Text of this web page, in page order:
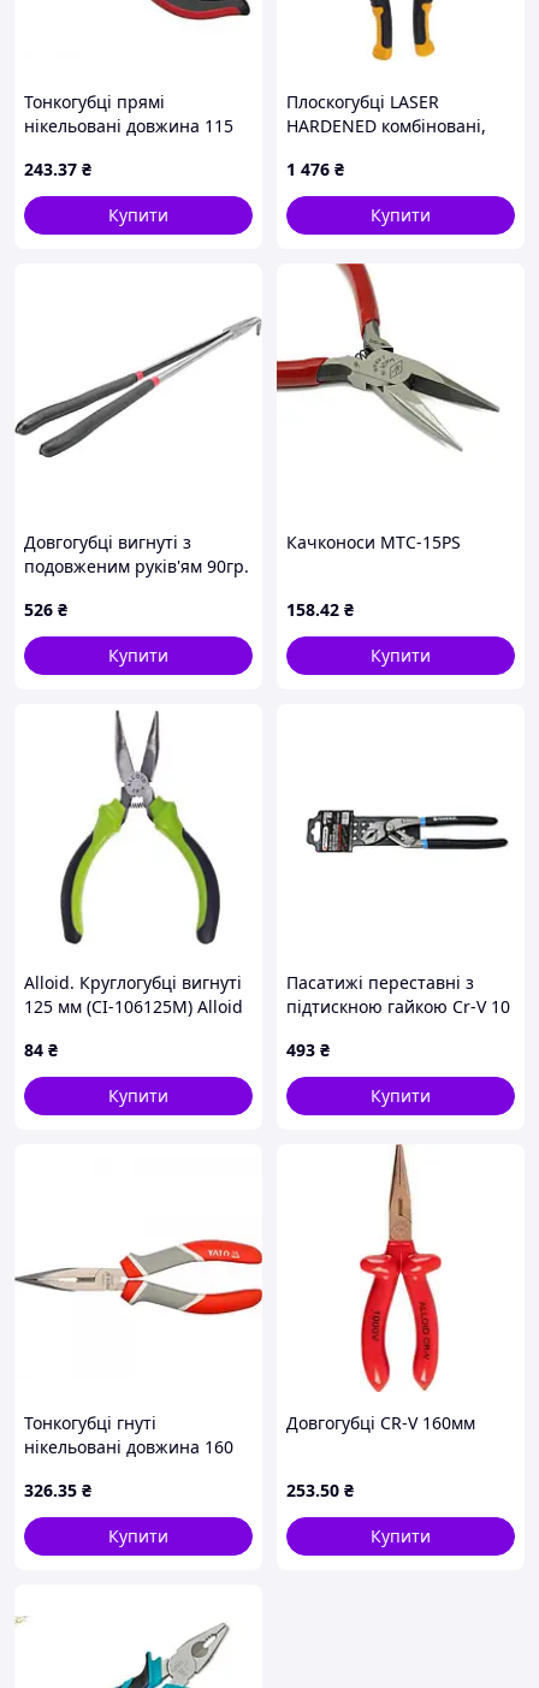
Тонкогубці прямі
нікельовані довжина 115
243.37 ₴
Купити
Плоскогубці LASER
HARDENED комбіновані,
(DWHT82809-0)
1 476 ₴
Купити
Довгогубці вигнуті з
подовженим руків'ям 90гр.
ROCKFORCE RF-5047P3L
526 ₴
Купити
Качконоси MTC-15PS
158.42 ₴
Купити
Alloid. Круглогубці вигнуті
125 мм (СІ-106125M) Alloid
84 ₴
Купити
Пасатижі переставні з
підтискною гайкою Cr-V 10
613BF250
493 ₴
Купити
Тонкогубці гнуті
нікельовані довжина 160
326.35 ₴
Купити
Довгогубці CR-V 160мм
253.50 ₴
Купити